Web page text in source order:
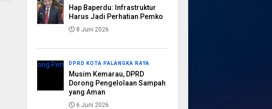
Hap Baperdu: Infrastruktur
Harus Jadi Perhatian Pemko
8 Juni 2026
DPRD KOTA PALANGKA RAYA
Musim Kemarau, DPRD
Dorong Pengelolaan Sampah
yang Aman
6 Juni 2026